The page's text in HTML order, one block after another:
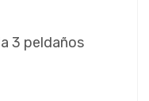
3 peldaños